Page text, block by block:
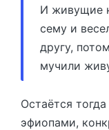
И живущие
сему и
другу,
мучили
Остаётся
эфиопами,